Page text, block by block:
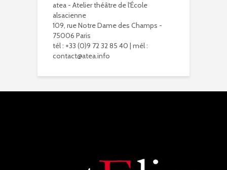
Bravo à eux. Bravo à vous !
Virginie Delisle il y a 3 mois
Bravo à toute l'équipe de
L'ATEA.
Un choix exigeant.
Un moment inoubliable,
les acteurs et la...
voir plus
atea - Atelier théâtre de l'École
alsacienne
109, rue Notre Dame des Champs -
75006 Paris
tél : +33 (0)9 72 32 85 40 | mél :
contact@atea.info